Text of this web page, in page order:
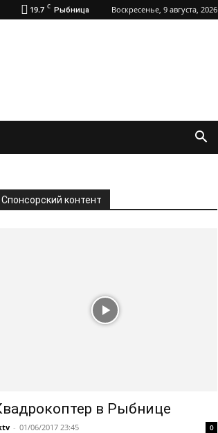
19.7 C Рыбница Воскресенье, 9 августа, 2026
Спонсорский контент
в Рыбнице
- 01/06/2017 23:45 0